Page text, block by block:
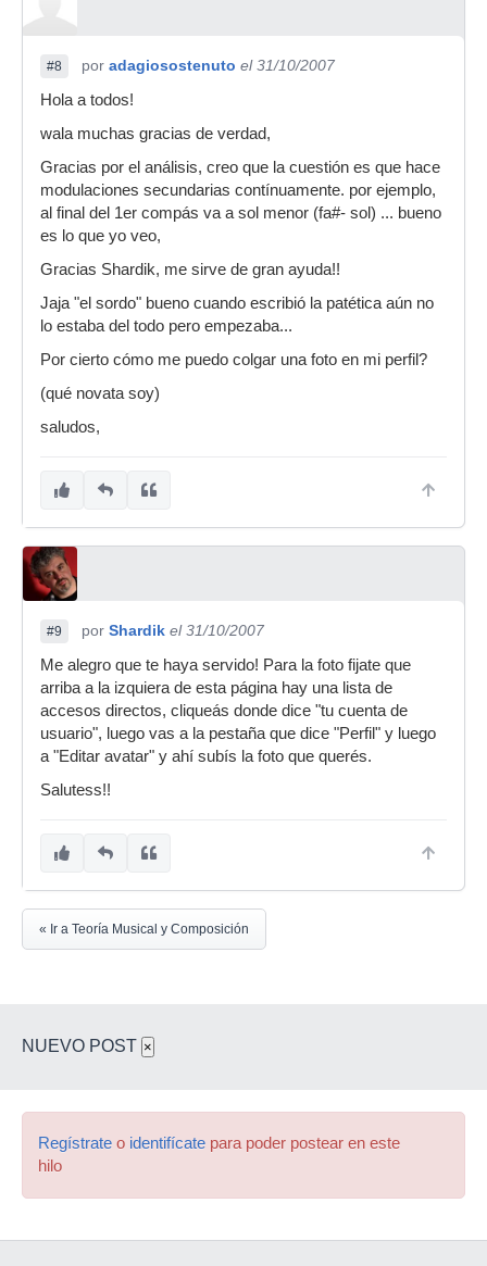
#8 por adagiosostenuto el 31/10/2007
Hola a todos!
wala muchas gracias de verdad,
Gracias por el análisis, creo que la cuestión es que hace
modulaciones secundarias contínuamente. por ejemplo,
al final del 1er compás va a sol menor (fa#- sol) ... bueno
es lo que yo veo,
Gracias Shardik, me sirve de gran ayuda!!
Jaja "el sordo" bueno cuando escribió la patética aún no
lo estaba del todo pero empezaba...
Por cierto cómo me puedo colgar una foto en mi perfil?
(qué novata soy)
saludos,
#9 por Shardik el 31/10/2007
Me alegro que te haya servido! Para la foto fijate que
arriba a la izquiera de esta página hay una lista de
accesos directos, cliqueás donde dice "tu cuenta de
usuario", luego vas a la pestaña que dice "Perfil" y luego
a "Editar avatar" y ahí subís la foto que querés.
Salutess!!
« Ir a Teoría Musical y Composición
NUEVO POST ×
Regístrate o identifícate para poder postear en este
hilo